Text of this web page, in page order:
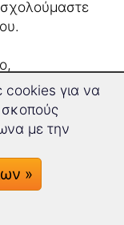
του και δεν
τι
τους
cookies για να
σκοπούς
με την
»